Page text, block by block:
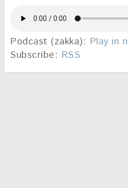
Podcast (zakka): Play in
Subscribe: RSS